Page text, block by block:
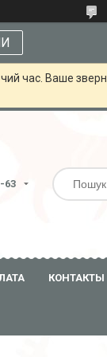
час. Ваше
63
КОНТАКТЫ